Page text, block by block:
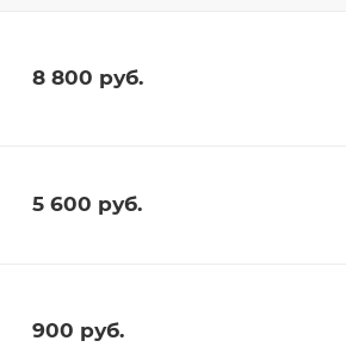
8 800 руб.
5 600 руб.
900 руб.